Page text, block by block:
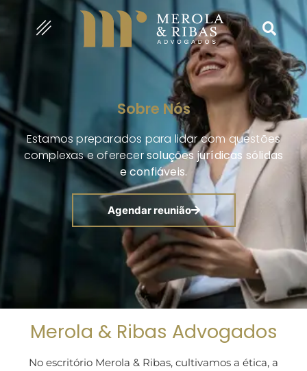
Sobre Nós
Estamos preparados para lidar com questões
complexas e oferecersoluções jurídicas sólidas
e confiáveis.
Agendar reunião
Merola & Ribas Advogados
No escritório Merola & Ribas, cultivamos a ética, a